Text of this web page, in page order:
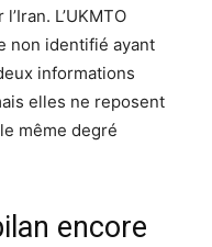
L’UKMTO
non identifié ayant
informations
elles ne reposent
même degré
encore